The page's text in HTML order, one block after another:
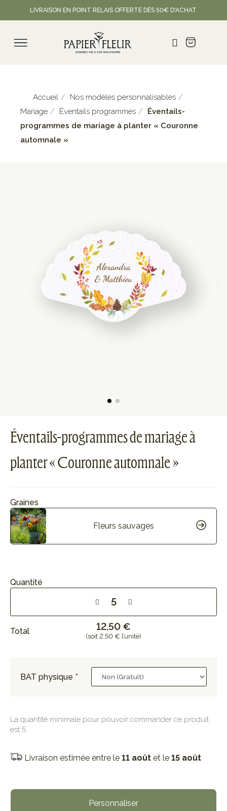
LIVRAISON EN POINT RELAIS OFFERTE DÈS 50€ D'ACHAT.
Accueil
Nos modèles personnalisables
Mariage
Éventails programmes
Éventails-
programmes de mariage à planter « Couronne
automnale »
Éventails-programmes de mariage à
planter « Couronne automnale »
Graines
Fleurs sauvages
Quantité
Total 12,50 €
(soit 2,50 € l’unité)
BAT physique
La quantité minimale pour pouvoir commander ce produit
est 5.
Livraison estimée entre le 11 août et le 15 août
Personnaliser